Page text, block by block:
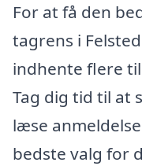
For at få den
tagrens i
indhente flere
Tag dig tid til at
læse
bedste valg for